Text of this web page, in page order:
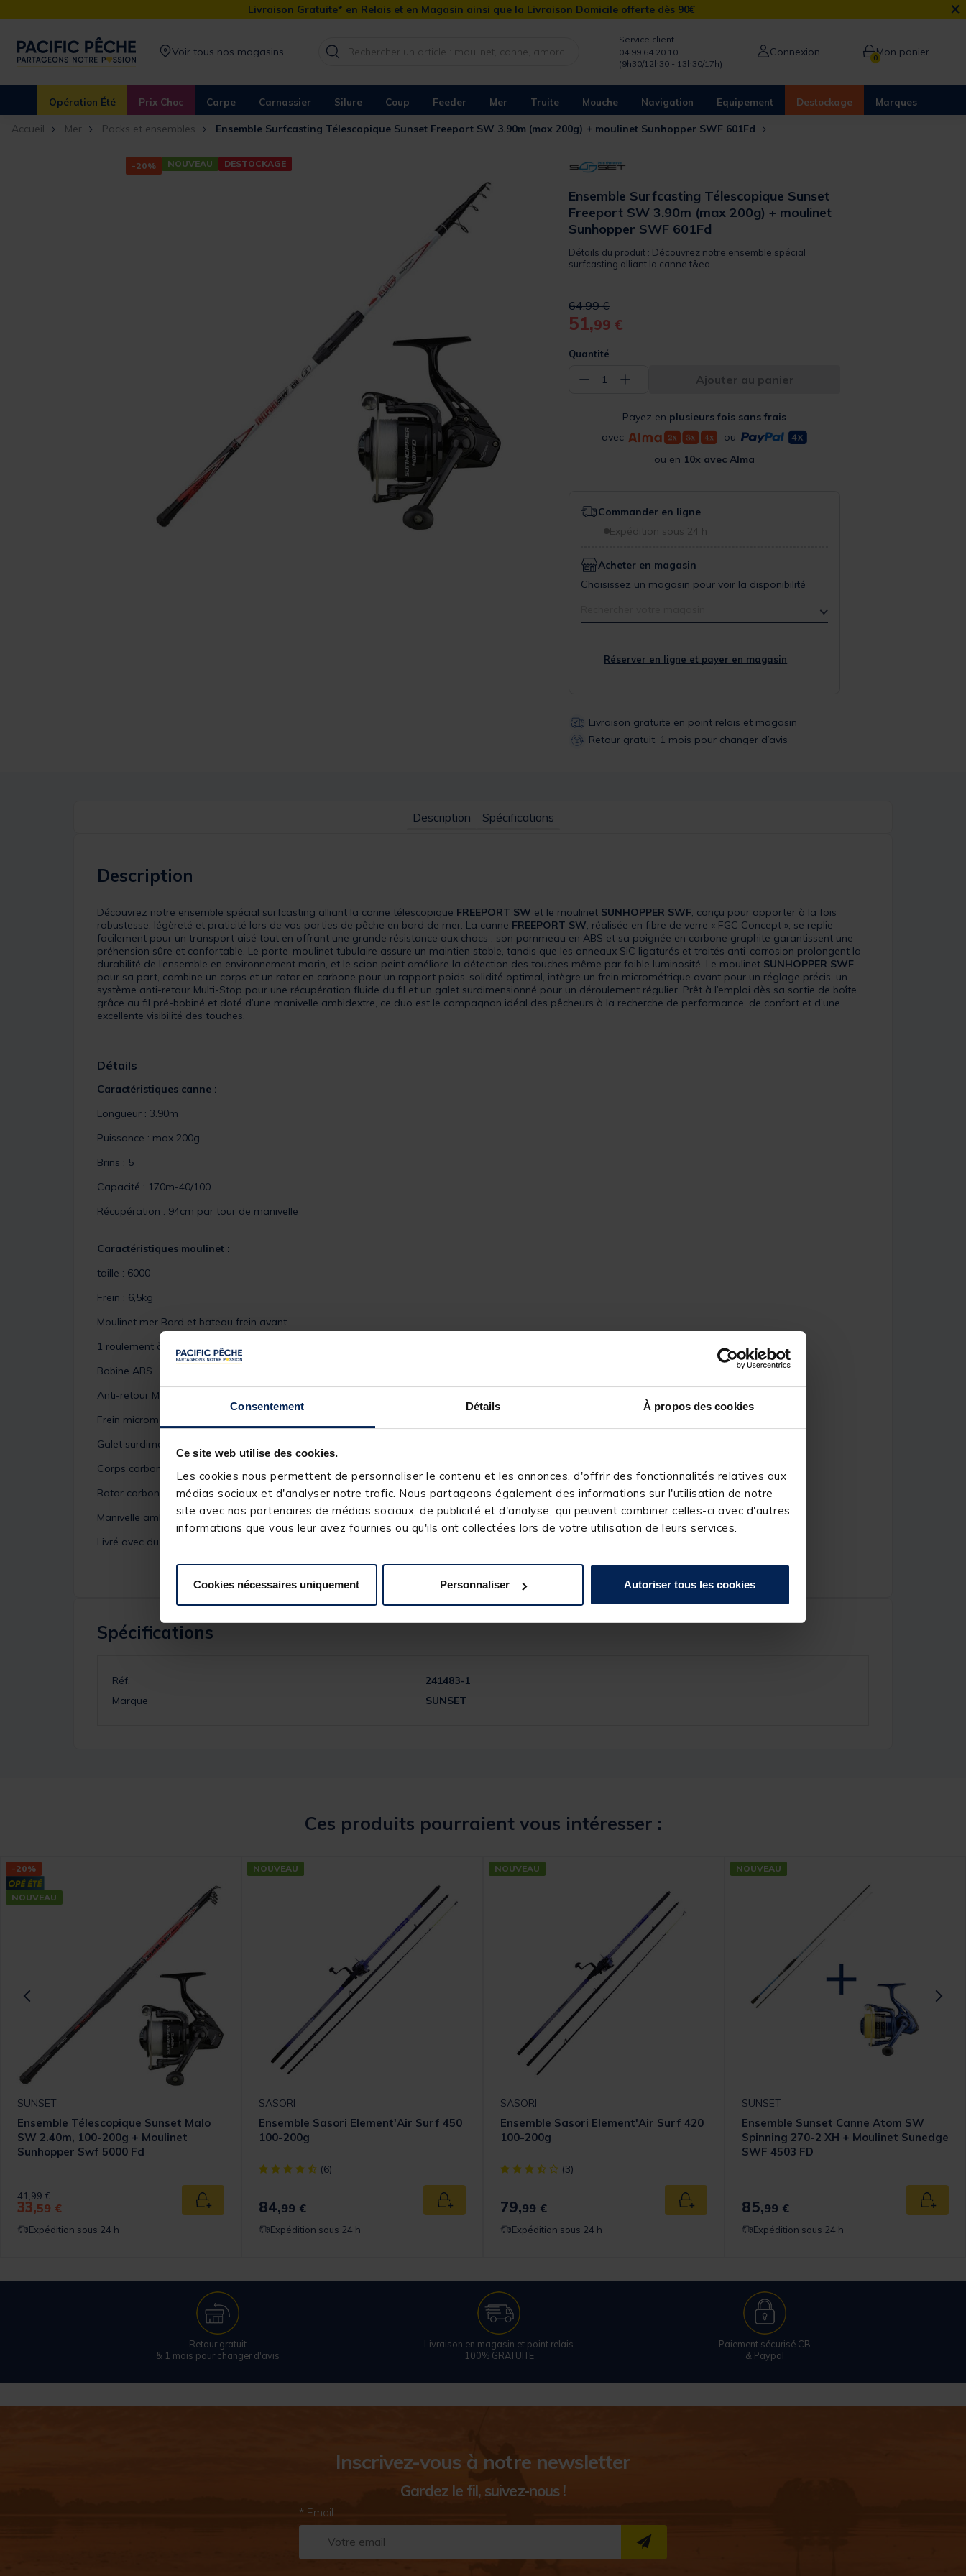
Consentement Détails À propos des cookies
Ce site web utilise des cookies.
Les cookies nous permettent de personnaliser le contenu et les annonces, d'offrir des fonctionnalités relatives aux
médias sociaux et d'analyser notre trafic. Nous partageons également des informations sur l'utilisation de notre
site avec nos partenaires de médias sociaux, de publicité et d'analyse, qui peuvent combiner celles-ci avec d'autres
informations que vous leur avez fournies ou qu'ils ont collectées lors de votre utilisation de leurs services.
Cookies nécessaires uniquement Personnaliser Autoriser tous les cookies
Livraison Gratuite* en Relais et en Magasin ainsi que la Livraison Domicile offerte dès 90€ ×
Voir tous nos magasins
Service client
04 99 64 20 10
(9h30/12h30 - 13h30/17h)
Connexion 0Mon panier
Opération Été Prix Choc Carpe Carnassier Silure Coup Feeder Mer Truite Mouche Navigation Equipement Destockage Marques
Accueil Mer Packs et ensembles Ensemble Surfcasting Télescopique Sunset Freeport SW 3.90m (max 200g) + moulinet Sunhopper SWF 601Fd
-20% NOUVEAU DESTOCKAGE
Ensemble Surfcasting Télescopique Sunset
Freeport SW 3.90m (max 200g) + moulinet
Sunhopper SWF 601Fd
Détails du produit : Découvrez notre ensemble spécial
surfcasting alliant la canne t&ea...
Price reduced from
64,99 €to
51,99 €
Quantité
− 1 + Ajouter au panier
Payez en plusieurs fois sans frais
avec
ou
ou en 10x avec Alma
Commander en ligne
Expédition sous 24 h
Acheter en magasin
Choisissez un magasin pour voir la disponibilité
Réserver en ligne et payer en magasin
Livraison gratuite en point relais et magasin
Retour gratuit, 1 mois pour changer d’avis
Description Spécifications
Description
Découvrez notre ensemble spécial surfcasting alliant la canne télescopique FREEPORT SW et le moulinet SUNHOPPER SWF, conçu pour apporter à la fois
robustesse, légèreté et praticité lors de vos parties de pêche en bord de mer. La canne FREEPORT SW, réalisée en fibre de verre « FGC Concept », se replie
facilement pour un transport aisé tout en offrant une grande résistance aux chocs ; son pommeau en ABS et sa poignée en carbone graphite garantissent une
préhension sûre et confortable. Le porte-moulinet tubulaire assure un maintien stable, tandis que les anneaux SiC ligaturés et traités anti-corrosion prolongent la
durabilité de l’ensemble en environnement marin, et le scion peint améliore la détection des touches même par faible luminosité. Le moulinet SUNHOPPER SWF,
pour sa part, combine un corps et un rotor en carbone pour un rapport poids-solidité optimal, intègre un frein micrométrique avant pour un réglage précis, un
système anti-retour Multi-Stop pour une récupération fluide du fil et un galet surdimensionné pour un déroulement régulier. Prêt à l’emploi dès sa sortie de boîte
grâce au fil pré-bobiné et doté d’une manivelle ambidextre, ce duo est le compagnon idéal des pêcheurs à la recherche de performance, de confort et d’une
excellente visibilité des touches.
Détails
Caractéristiques canne :
Longueur : 3.90m
Puissance : max 200g
Brins : 5
Capacité : 170m-40/100
Récupération : 94cm par tour de manivelle
Caractéristiques moulinet :
taille : 6000
Frein : 6,5kg
Moulinet mer Bord et bateau frein avant
1 roulement à billes
Bobine ABS
Anti-retour Multi-Stop
Frein micrométrique
Galet surdimensionné
Corps carbone
Rotor carbone
Manivelle ambidextre
Livré avec du fil
Spécifications
Réf.
241483-1
Marque
SUNSET
Ces produits pourraient vous intéresser :
panier
-20%
NOUVEAU
SUNSET
Ensemble Télescopique Sunset Malo
SW 2.40m, 100-200g + Moulinet
Sunhopper Swf 5000 Fd
Price reduced from
41,99 €to
33,59 € Ajouter au panier
Expédition sous 24 h
NOUVEAU
SASORI
Ensemble Sasori Element'Air Surf 450
100-200g
[object Object] out of 5 Customer Rating
(6)
84,99 € Ajouter au panier
Expédition sous 24 h
NOUVEAU
SASORI
Ensemble Sasori Element'Air Surf 420
100-200g
[object Object] out of 5 Customer Rating
(3)
79,99 € Ajouter au panier
Expédition sous 24 h
NOUVEAU
SUNSET
Ensemble Sunset Canne Atom SW
Spinning 270-2 XH + Moulinet Sunedge
SWF 4503 FD
85,99 € Ajouter
Expédition sous 24 h
Retour gratuit
& 1 mois pour changer d'avis
Livraison en magasin et point relais
100% GRATUITE
Paiement sécurisé CB
& Paypal
Inscrivez-vous à notre newsletter
Gardez le fil, suivez-nous !
* Email
S''INSCRIRE